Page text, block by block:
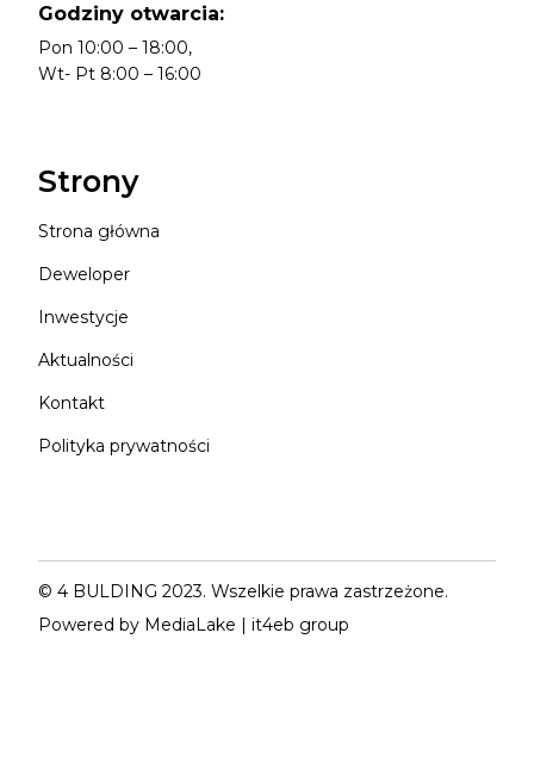
Godziny otwarcia:
Pon 10:00 – 18:00,
Wt- Pt 8:00 – 16:00
Strony
Strona główna
Deweloper
Inwestycje
Aktualności
Kontakt
Polityka prywatności
© 4 BULDING 2023. Wszelkie prawa zastrzeżone.
Powered by MediaLake | it4eb group